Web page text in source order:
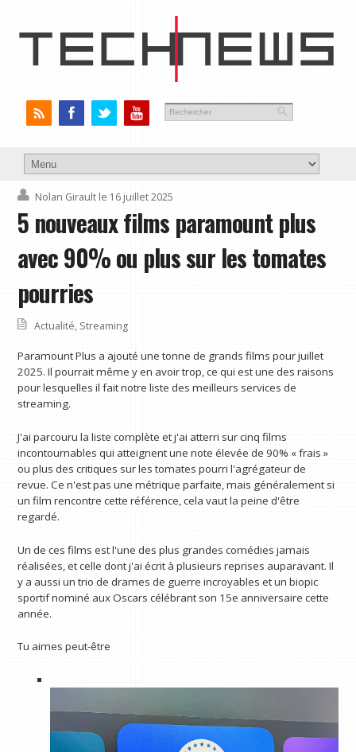
Nolan Girault le 16 juillet 2025
5 nouveaux films paramount plus
avec 90% ou plus sur les tomates
pourries
Actualité, Streaming
Paramount Plus a ajouté une tonne de grands films pour juillet
2025. Il pourrait même y en avoir trop, ce qui est une des raisons
pour lesquelles il fait notre liste des meilleurs services de
streaming.
J'ai parcouru la liste complète et j'ai atterri sur cinq films
incontournables qui atteignent une note élevée de 90% « frais »
ou plus des critiques sur les tomates pourri l'agrégateur de
revue. Ce n'est pas une métrique parfaite, mais généralement si
un film rencontre cette référence, cela vaut la peine d'être
regardé.
Un de ces films est l'une des plus grandes comédies jamais
réalisées, et celle dont j'ai écrit à plusieurs reprises auparavant. Il
y a aussi un trio de drames de guerre incroyables et un biopic
sportif nominé aux Oscars célébrant son 15e anniversaire cette
année.
Tu aimes peut-être